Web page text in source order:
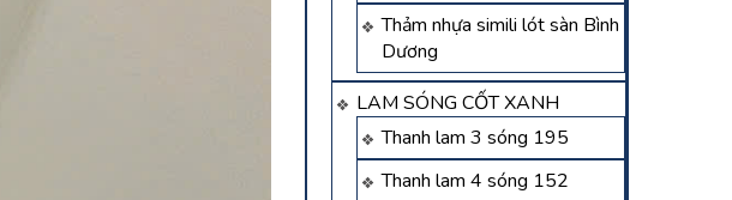
Thảm nhựa simili lót sàn Bình
Dương
LAM SÓNG CỐT XANH
Thanh lam 3 sóng 195
Thanh lam 4 sóng 152